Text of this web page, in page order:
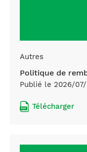
Autres
Politique de
Publié le 2026/
Télécharger